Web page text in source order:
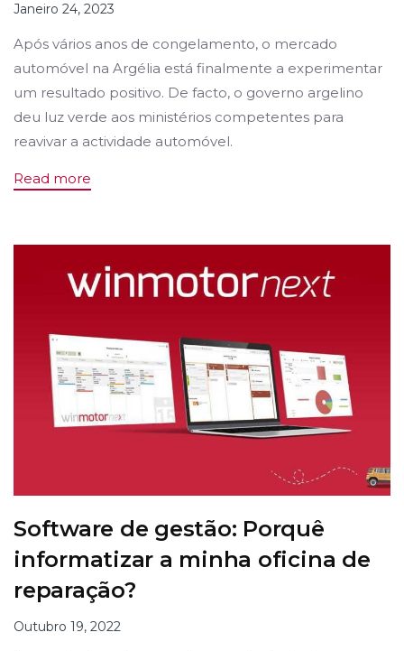
Janeiro 24, 2023
Após vários anos de congelamento, o mercado
automóvel na Argélia está finalmente a experimentar
um resultado positivo. De facto, o governo argelino
deu luz verde aos ministérios competentes para
reavivar a actividade automóvel.
Read more
Software de gestão: Porquê
informatizar a minha oficina de
reparação?
Outubro 19, 2022